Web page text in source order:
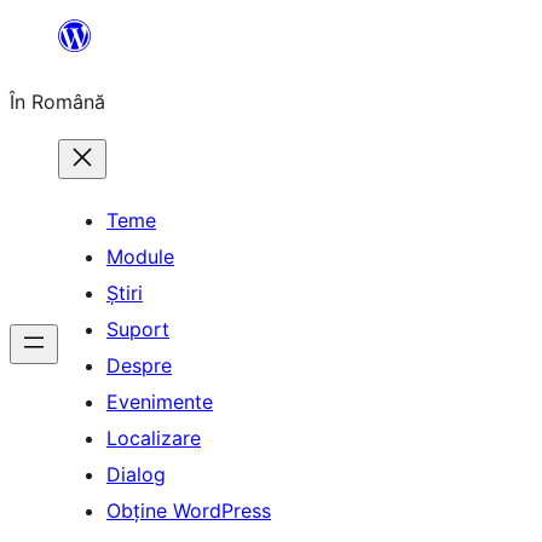
conținut
În Română
Teme
Module
Știri
Suport
Despre
Evenimente
Localizare
Dialog
Obține WordPress